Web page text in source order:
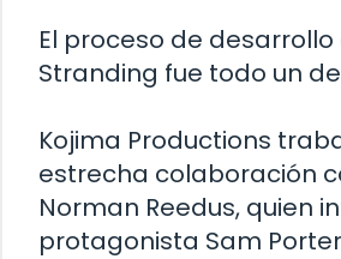
El proceso de
Stranding fue todo un
Kojima Productions
estrecha colaboración
Norman Reedus, quien
protagonista Sam